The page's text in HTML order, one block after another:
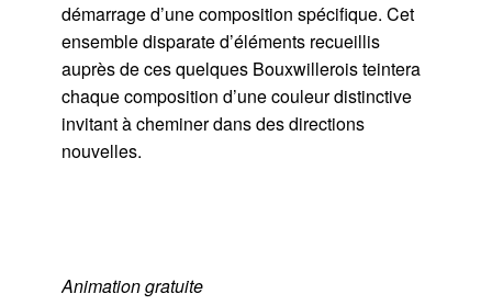
démarrage d’une composition spécifique. Cet
ensemble disparate d’éléments recueillis
auprès de ces quelques Bouxwillerois teintera
chaque composition d’une couleur distinctive
invitant à cheminer dans des directions
nouvelles.
Animation gratuite